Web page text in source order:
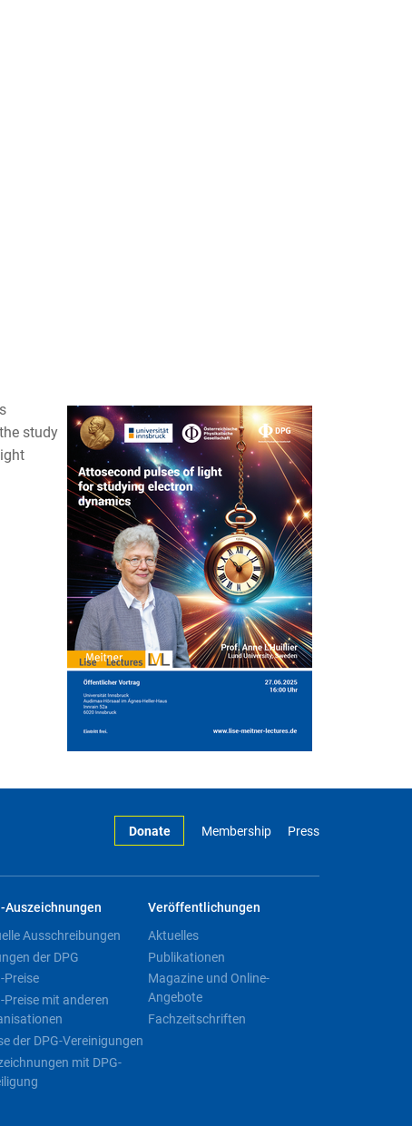
study
Donate Membership Press
Auszeichnungen
Ausschreibungen
der DPG
Preise
Preise mit anderen
der DPG-Vereinigungen
mit DPG-
Veröffentlichungen
Aktuelles
Publikationen
Magazine und Online-
Angebote
Fachzeitschriften